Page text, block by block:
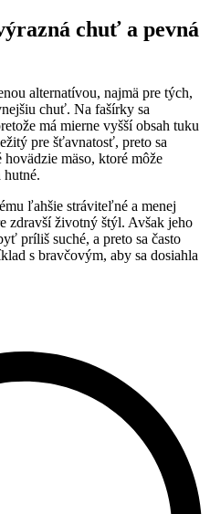
chuť a pevná
alternatívou, najmä pre tých,
chuť. Na fašírky sa
má mierne vyšší obsah tuku
pre šťavnatosť, preto sa
mäso, ktoré môže
hutné.
ľahšie stráviteľné a menej
zdravší životný štýl. Avšak jeho
príliš suché, a preto sa často
s bravčovým, aby sa dosiahla